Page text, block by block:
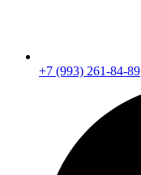
+7 (993) 261-84-89